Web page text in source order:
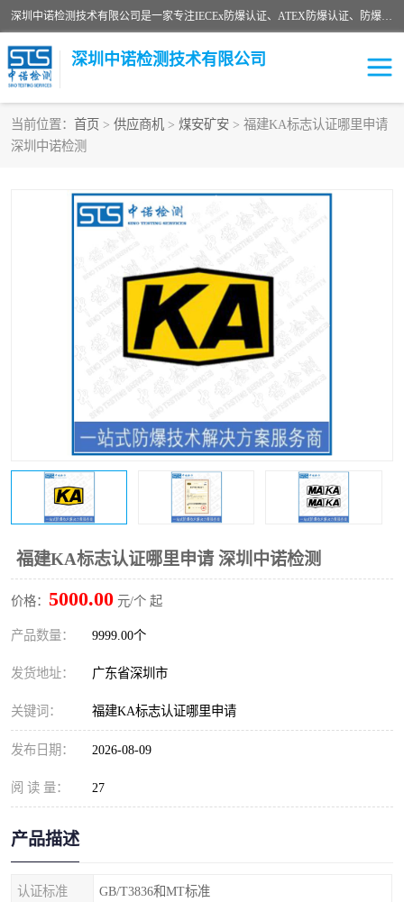
深圳中诺检测技术有限公司是一家专注IECEx防爆认证、ATEX防爆认证、防爆电气检测、防爆合格证、煤安认证等代理机构，可为客户提供从防爆设计、认证、现场检查、工程施工改造、培训等一站式服务。
深圳中诺检测技术有限公司
当前位置： 首页 > 供应商机 > 煤安矿安 > 福建KA标志认证哪里申请
深圳中诺检测
福建KA标志认证哪里申请 深圳中诺检测
价格： 5000.00 元/个 起
产品数量： 9999.00个
发货地址： 广东省深圳市
关键词： 福建KA标志认证哪里申请
发布日期： 2026-08-09
阅 读 量： 27
产品描述
认证标准 GB/T3836和MT标准
ATEX防爆认证
防爆3C认证 现场防爆检测
煤安矿安
IECEx防爆认证 防爆设计
防爆资质证书 各国防爆认证
SIL认证
防爆电气检测机构 防爆合格证代理机构